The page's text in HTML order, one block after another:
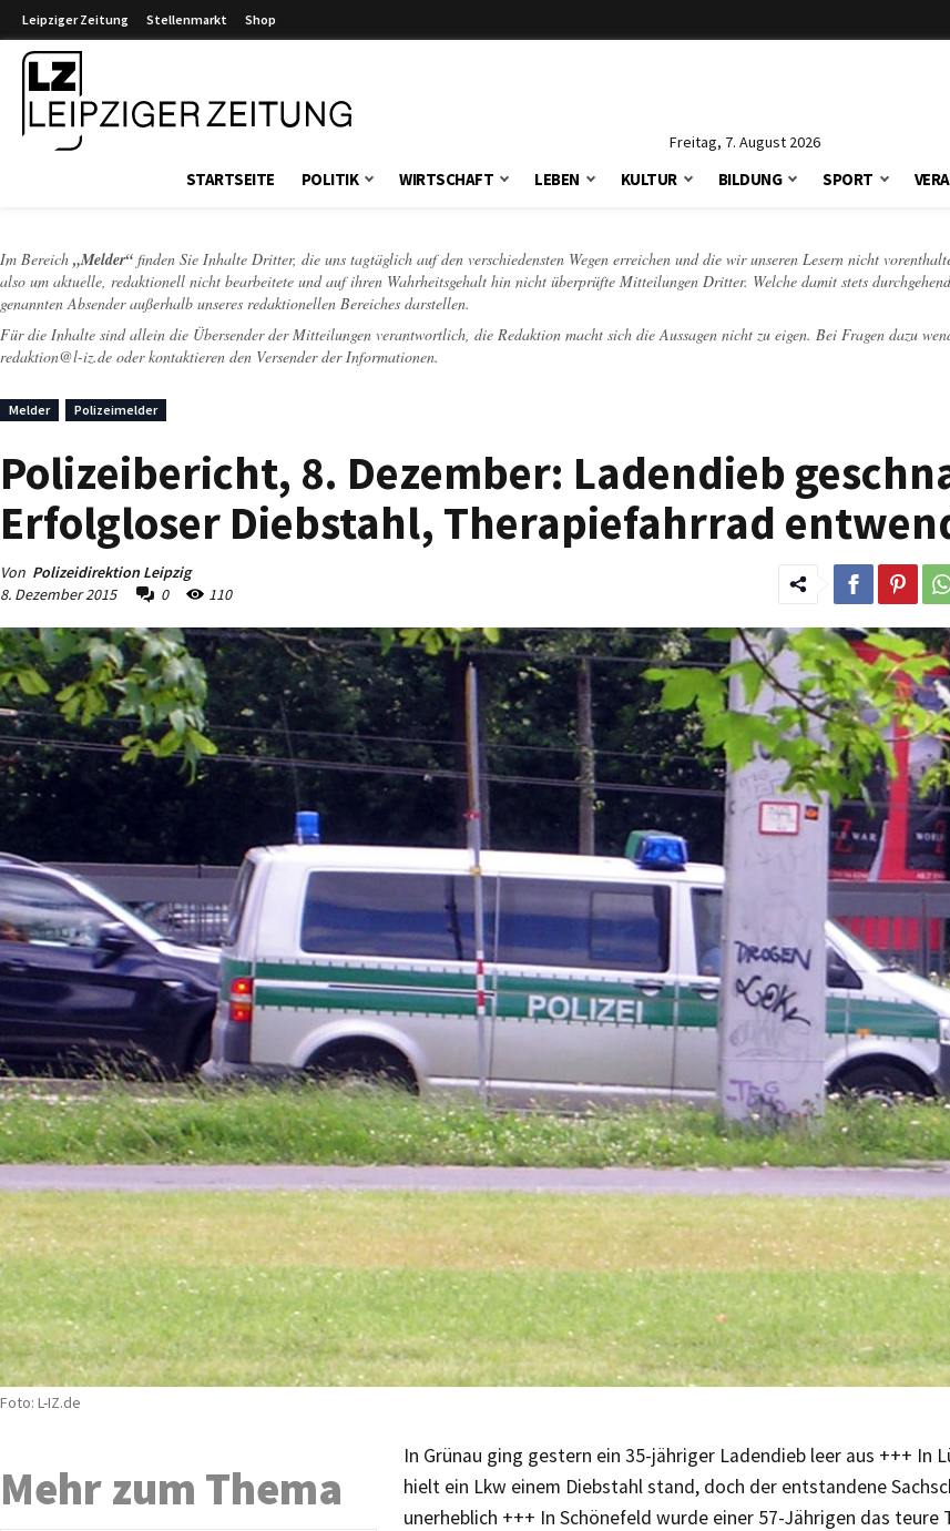
Leipziger Zeitung Stellenmarkt Shop
Freitag, 7. August 2026
STARTSEITE POLITIK WIRTSCHAFT LEBEN KULTUR BILDUNG SPORT
Im Bereich „Melder“ finden Sie Inhalte Dritter, die uns tagtäglich auf den verschiedensten Wegen erreichen und die wir unseren Lesern nicht
also um aktuelle, redaktionell nicht bearbeitete und auf ihren Wahrheitsgehalt hin nicht überprüfte Mitteilungen Dritter. Welche damit stets
genannten Absender außerhalb unseres redaktionellen Bereiches darstellen.
Für die Inhalte sind allein die Übersender der Mitteilungen verantwortlich, die Redaktion macht sich die Aussagen nicht zu eigen. Bei Fragen dazu
redaktion@l-iz.de oder kontaktieren den Versender der Informationen.
Melder Polizeimelder
Polizeibericht, 8. Dezember: Ladendieb
Erfolgloser Diebstahl, Therapiefahrrad
Von Polizeidirektion Leipzig
8. Dezember 2015
0 110
Foto: L-IZ.de
In Grünau ging gestern ein 35-jähriger Ladendieb leer aus +++ In
hielt ein Lkw einem Diebstahl stand, doch der entstandene
unerheblich +++ In Schönefeld wurde einer 57-Jährigen das teure
Mehr zum Thema